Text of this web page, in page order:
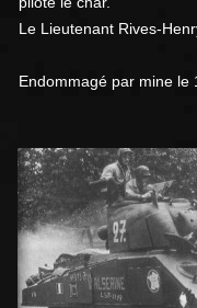
Le Lieutenant Rives-
Endommagé par mine le